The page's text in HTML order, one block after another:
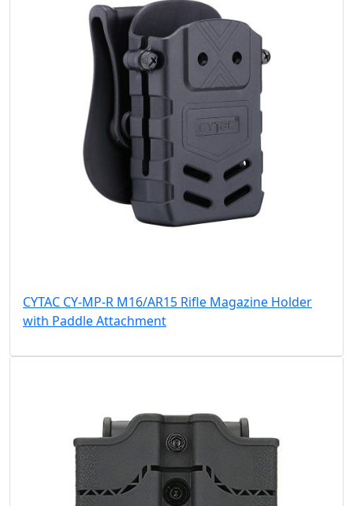
CYTAC CY-MP-R M16/AR15 Rifle Magazine Holder
with Paddle Attachment